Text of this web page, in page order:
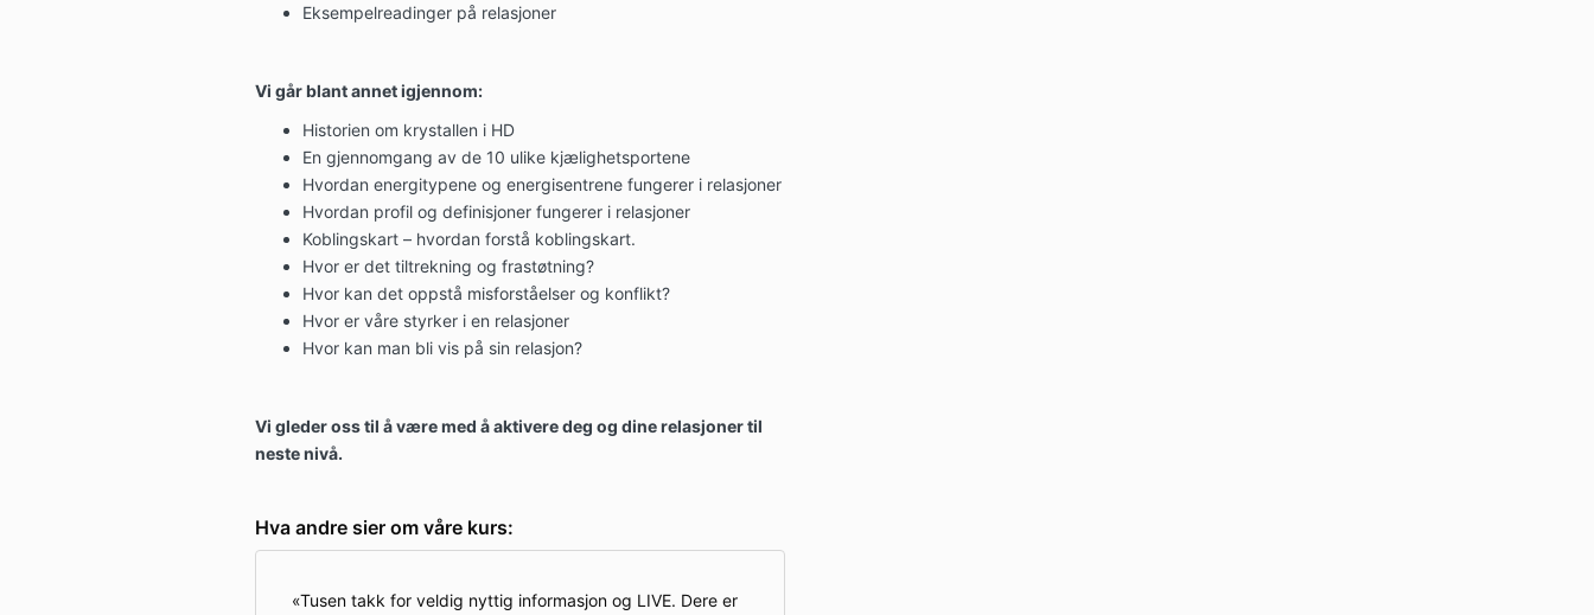
Eksempelreadinger på relasjoner
Vi går blant annet igjennom:
Historien om krystallen i HD
En gjennomgang av de 10 ulike kjælighetsportene
Hvordan energitypene og energisentrene fungerer i relasjoner
Hvordan profil og definisjoner fungerer i relasjoner
Koblingskart – hvordan forstå koblingskart.
Hvor er det tiltrekning og frastøtning?
Hvor kan det oppstå misforståelser og konflikt?
Hvor er våre styrker i en relasjoner
Hvor kan man bli vis på sin relasjon?
Vi gleder oss til å være med å aktivere deg og dine relasjoner til
neste nivå.
Hva andre sier om våre kurs:
Tusen takk for veldig nyttig informasjon og LIVE. Dere er